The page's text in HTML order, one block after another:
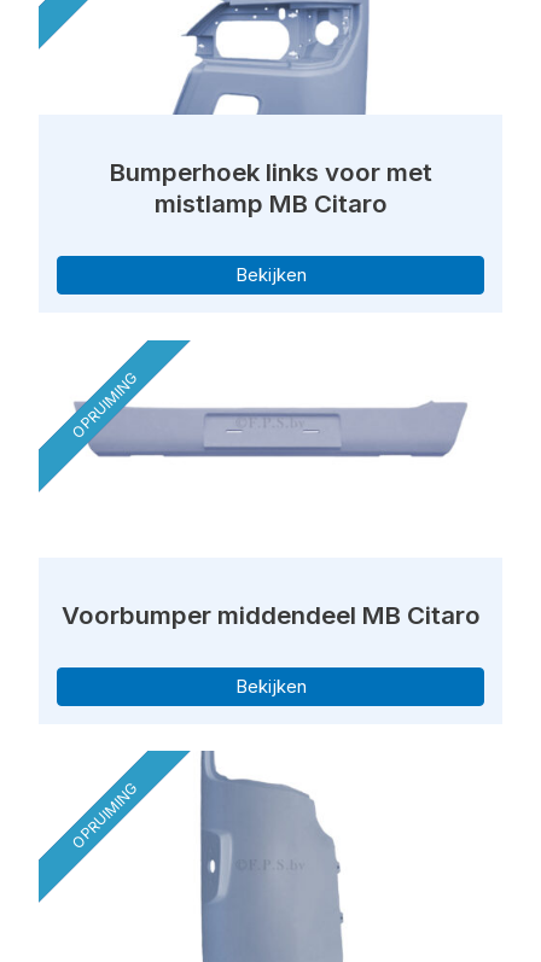
Bumperhoek links voor met
mistlamp MB Citaro
Bekijken
OPRUIMING
Voorbumper middendeel MB Citaro
Bekijken
OPRUIMING